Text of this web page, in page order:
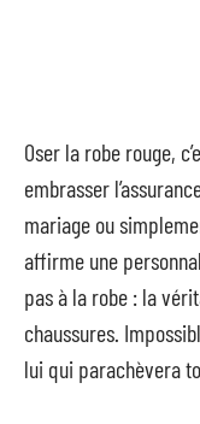
Oser la robe rouge,
embrasser
mariage ou
affirme une
pas à la robe : la
chaussures.
lui qui parachèvera